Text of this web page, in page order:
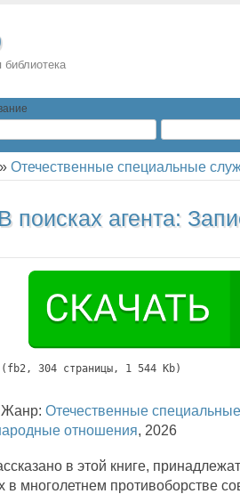
библиотека
» Отечественные специальные
В поисках агента:
( fb2, 304 страницы, 1 544 Kb)
Жанр: Отечественные
отношения, 2026
в этой книге,
многолетнем противоборстве